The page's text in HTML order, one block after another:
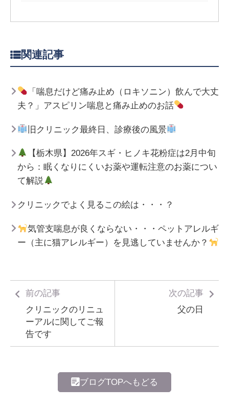
関連記事
「喘息だけど痛み止め（ロキソニン）飲んで大丈
夫？」アスピリン喘息と痛み止めのお話
旧クリニック最終日、診療後の風景
【栃木県】2026年スギ・ヒノキ花粉症は2月中旬
から：眠くなりにくいお薬や運転注意のお薬につい
て解説
クリニックでよく見るこの絵は・・・？
気管支喘息が良くならない・・・ペットアレルギ
ー（主に猫アレルギー）を見逃していませんか？
前の記事
クリニックのリニュ
ーアルに関してご報
告です
次の記事
父の日
ブログTOPへもどる